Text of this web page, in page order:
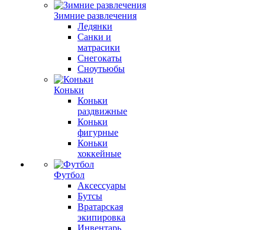
Зимние развлечения
Ледянки
Санки и
матрасики
Снегокаты
Сноутьюбы
Коньки
Коньки
раздвижные
Коньки
фигурные
Коньки
хоккейные
Футбол
Аксессуары
Бутсы
Вратарская
экипировка
Инвентарь